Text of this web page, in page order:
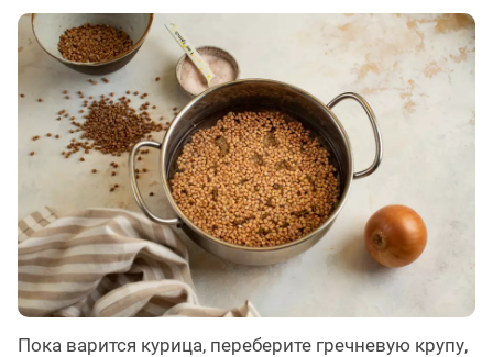
Пока варится курица, переберите гречневую крупу,